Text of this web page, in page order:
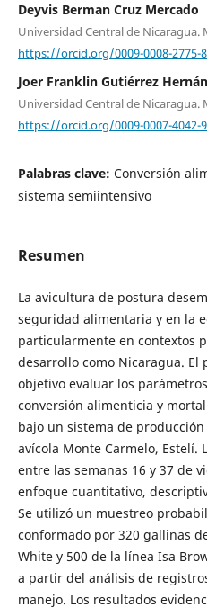
Deyvis Berman Cruz Mercado
Universidad Central de Nicaragua.
https://orcid.org/0009-0008-2775-
Joer Franklin Gutiérrez
Universidad Central de Nicaragua.
https://orcid.org/0009-0007-4042-
Palabras clave: Conversión
sistema semiintensivo
Resumen
La avicultura de postura
seguridad alimentaria y en la
particularmente en contextos
desarrollo como Nicaragua. El
objetivo evaluar los
conversión alimenticia y
bajo un sistema de
avícola Monte Carmelo, Estelí.
entre las semanas 16 y 37 de
enfoque cuantitativo,
Se utilizó un muestreo
conformado por 320 gallinas
White y 500 de la línea Isa
a partir del análisis de
manejo. Los resultados